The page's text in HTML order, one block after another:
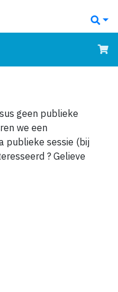
geen publieke
we een
publieke sessie (bij
? Gelieve